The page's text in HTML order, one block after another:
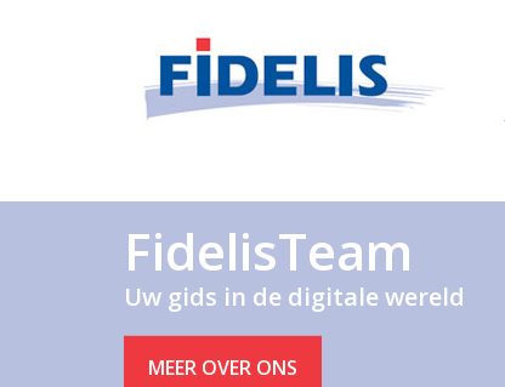
FidelisTeam
Uw gids in de digitale wereld
MEER OVER ONS